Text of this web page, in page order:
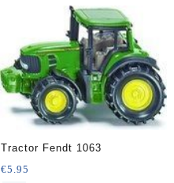
Tractor Fendt 1063
€5.95